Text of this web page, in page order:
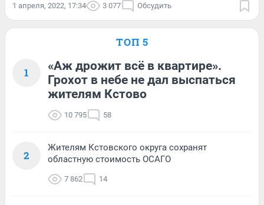
1 апреля, 2022, 17:34 3 077 Обсудить
ТОП 5
1
«Аж дрожит всё в квартире».
Грохот в небе не дал выспаться
жителям Кстово
10 795 58
2
Жителям Кстовского округа сохранят
областную стоимость ОСАГО
7 862 14